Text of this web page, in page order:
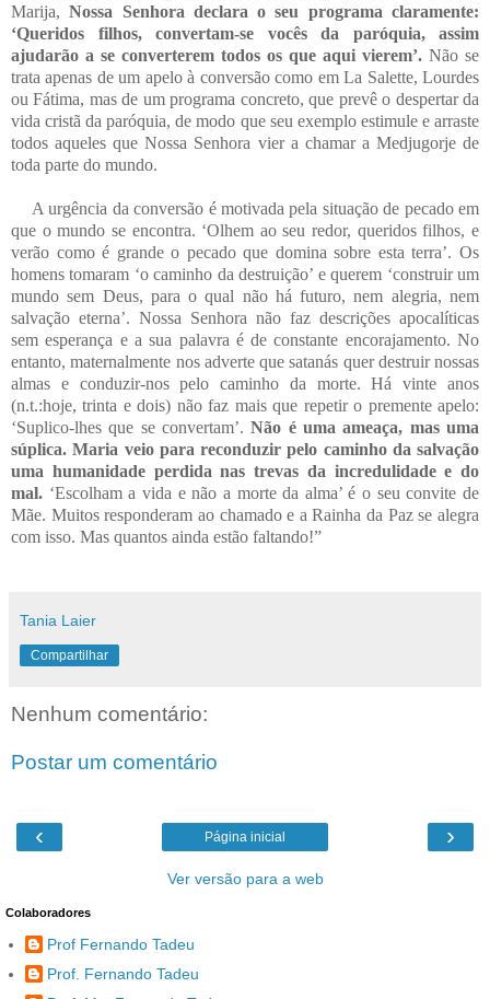
Marija,Nossa Senhora declara o seu programa claramente:
‘Queridos filhos, convertam-se vocês da paróquia, assim
ajudarão a se converterem todos os que aqui vierem’. Não se
trata apenas de um apelo à conversão como em La Salette, Lourdes
ou Fátima, mas de um programa concreto, que prevê o despertar da
vida cristã da paróquia, de modo que seu exemplo estimule e arraste
todos aqueles que Nossa Senhora vier a chamar a Medjugorje de
toda parte do mundo.
A urgência da conversão é motivada pela situação de pecado em
que o mundo se encontra. ‘Olhem ao seu redor, queridos filhos, e
verão como é grande o pecado que domina sobre esta terra’. Os
homens tomaram ‘o caminho da destruição’ e querem ‘construir um
mundo sem Deus, para o qual não há futuro, nem alegria, nem
salvação eterna’. Nossa Senhora não faz descrições apocalíticas
sem esperança e a sua palavra é de constante encorajamento. No
entanto, maternalmente nos adverte que satanás quer destruir nossas
almas e conduzir-nos pelo caminho da morte. Há vinte anos
(n.t.:hoje, trinta e dois) não faz mais que repetir o premente apelo:
‘Suplico-lhes que se convertam’.Não é uma ameaça, mas uma
súplica. Maria veio para reconduzir pelo caminho da salvação
uma humanidade perdida nas trevas da incredulidade e do
mal. ‘Escolham a vida e não a morte da alma’ é o seu convite de
Mãe. Muitos responderam ao chamado e a Rainha da Paz se alegra
com isso. Mas quantos ainda estão faltando!”
Tania Laier
Compartilhar
Nenhum comentário:
Postar um comentário
‹ ›
Página inicial
Ver versão para a web
Colaboradores
Prof Fernando Tadeu
Prof. Fernando Tadeu